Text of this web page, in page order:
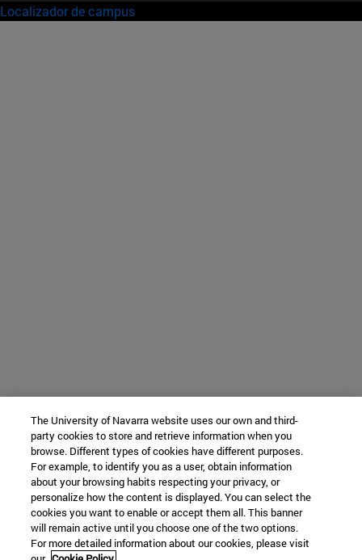
Localizador de campus
The University of Navarra website uses our own and third-
party cookies to store and retrieve information when you
browse. Different types of cookies have different purposes.
For example, to identify you as a user, obtain information
about your browsing habits respecting your privacy, or
personalize how the content is displayed. You can select the
cookies you want to enable or accept them all. This banner
will remain active until you choose one of the two options.
For more detailed information about our cookies, please visit